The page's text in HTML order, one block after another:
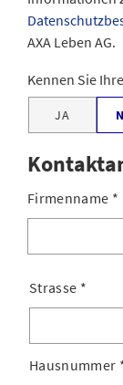
AXA Leben AG.
Kennen Sie
JA
Firmenname *
Strasse *
Hausnummer